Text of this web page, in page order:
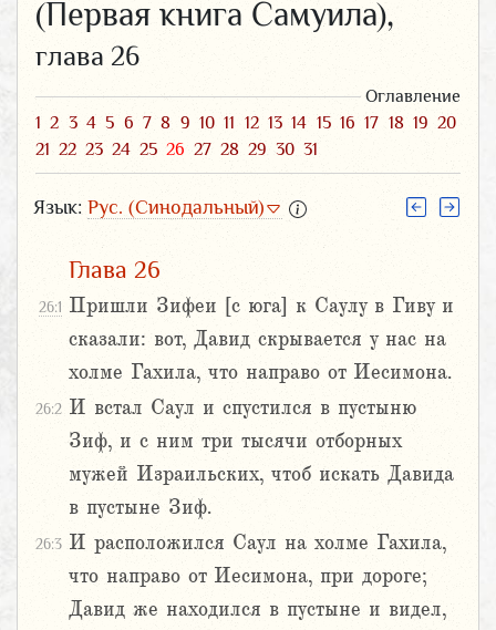
(Первая книга Самуила),
глава 26
Оглавление
1 2 3 4 5 6 7 8 9 10 11 12 13 14 15 16 17 18 19 20
21 22 23 24 25 26 27 28 29 30 31
Язык: Рус. (Синодальный)
Глава 26
26:1 Пришли Зифеи [с юга] к Саулу в Гиву и
сказали: вот, Давид скрывается у нас на
холме Гахила, что направо от Иесимона.
26:2 И встал Саул и спустился в пустыню
Зиф, и с ним три тысячи отборных
мужей Израильских, чтоб искать Давида
в пустыне Зиф.
26:3 И расположился Саул на холме Гахила,
что направо от Иесимона, при дороге;
Давид же находился в пустыне и видел,